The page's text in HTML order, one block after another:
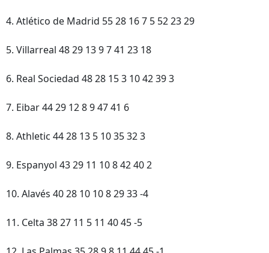
4. Atlético de Madrid 55 28 16 7 5 52 23 29
5. Villarreal 48 29 13 9 7 41 23 18
6. Real Sociedad 48 28 15 3 10 42 39 3
7. Eibar 44 29 12 8 9 47 41 6
8. Athletic 44 28 13 5 10 35 32 3
9. Espanyol 43 29 11 10 8 42 40 2
10. Alavés 40 28 10 10 8 29 33 -4
11. Celta 38 27 11 5 11 40 45 -5